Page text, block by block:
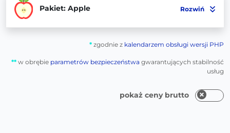
Pakiet: Apple Rozwiń
* zgodnie z kalendarzem obsługi wersji PHP
** w obrębie parametrów bezpieczeństwa gwarantujących stabilność
usług
pokaż ceny brutto